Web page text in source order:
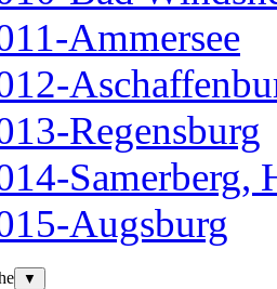
Ammersee
Regensburg
Samerberg,
Augsburg
▼